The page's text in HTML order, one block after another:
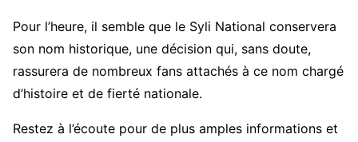
Pour l’heure, il semble que le Syli National conservera
son nom historique, une décision qui, sans doute,
rassurera de nombreux fans attachés à ce nom chargé
d’histoire et de fierté nationale.
Restez à l’écoute pour de plus amples informations et